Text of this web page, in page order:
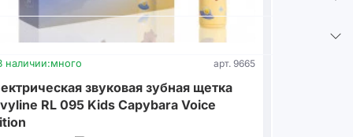
наличии:много арт. 9665
звуковая зубная щетка
RL 095 Kids Capybara Voice